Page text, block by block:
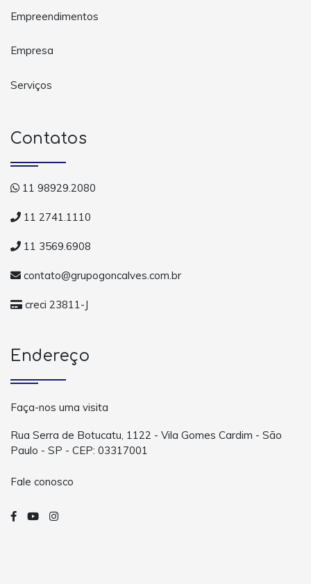
Empreendimentos
Empresa
Serviços
Contatos
11 98929.2080
11 2741.1110
11 3569.6908
contato@grupogoncalves.com.br
creci 23811-J
Endereço
Faça-nos uma visita
Rua Serra de Botucatu, 1122 - Vila Gomes Cardim - São
Paulo - SP - CEP: 03317001
Fale conosco